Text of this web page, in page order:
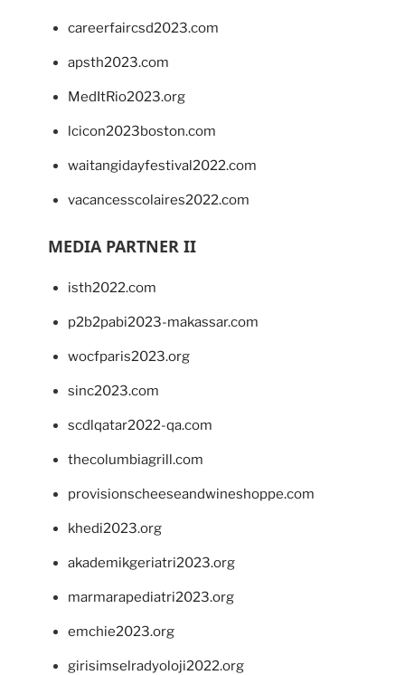
careerfaircsd2023.com
apsth2023.com
MedItRio2023.org
lcicon2023boston.com
waitangidayfestival2022.com
vacancesscolaires2022.com
MEDIA PARTNER II
isth2022.com
p2b2pabi2023-makassar.com
wocfparis2023.org
sinc2023.com
scdlqatar2022-qa.com
thecolumbiagrill.com
provisionscheeseandwineshoppe.com
khedi2023.org
akademikgeriatri2023.org
marmarapediatri2023.org
emchie2023.org
girisimselradyoloji2022.org